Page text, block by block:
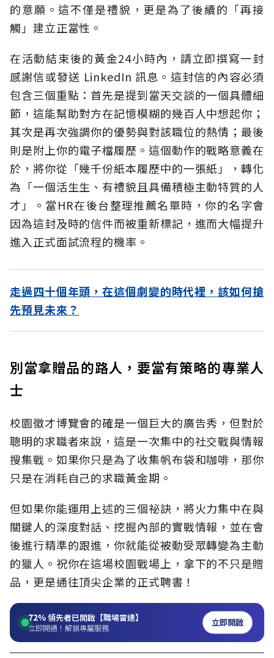
的意願。這不僅是禮貌，更是為了後續的「再接
觸」建立正當性。
在活動結束後的黃金24小時內，請立即撰寫一封
感謝信或發送 LinkedIn 訊息。這封信的內容必須
包含三個重點：首先是提到當天交談的一個具體細
節，這能幫助對方在記憶模糊的幾百人中想起你；
其次是再次強調你的優勢與對該職位的熱情；最後
則是附上你的電子檔履歷。這個動作的戰略意義在
於，將你從「幾千份紙本履歷中的一張紙」，轉化
為「一個活生生、有禮貌且具備積極主動特質的人
才」。當HR在後台整理推薦名單時，你的名字會
因為這封及時的信件而被重新標記，進而大幅提升
進入正式面試流程的機率。
走過四十個年頭，在這個劇變的時代裡，該如何搶
先預見未來？
別當拿贈品的路人，要當有策略的專業人
士
校園徵才博覽會的確是一個巨大的廣告秀，但對於
聰明的求職者來說，這是一次集中的社交戰與情報
搜集戰。如果你只是為了收集帆布袋和咖啡，那你
只是在消耗自己的求職黃金期。
但如果你能運用上述的三個祕訣，將火力集中在與
關鍵人的深度對話、挖掘內部的實戰情報，並在會
後進行精準的跟進，你就能從被動受眾轉變為主動
的獵人。祝你在這場校園戰場上，拿下的不只是贈
品，更是通往頂尖企業的正式聘書！
72%領先者已開啟【職場雷達】
立即開通！解鎖專屬服務 立即開啟